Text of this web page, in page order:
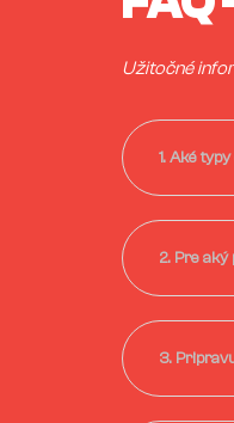
Užitočné
1. Aké
2. Pre
3.